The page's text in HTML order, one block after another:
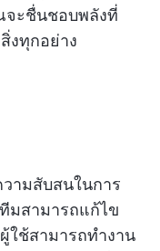
ะชื่นชอบพลังที่
งทุกอย่าง
ามสับสนในการ
มสามารถแก้ไข
ใช้สามารถทำงาน